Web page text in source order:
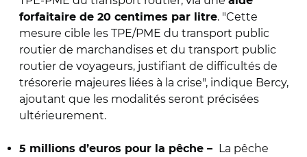
forfaitaire de 20 centimes par litre. "Cette
mesure cible les TPE/PME du transport public
routier de marchandises et du transport public
routier de voyageurs, justifiant de difficultés de
trésorerie majeures liées à la crise", indique Bercy,
ajoutant que les modalités seront précisées
ultérieurement.
5 millions d’euros pour la pêche –
La pêche